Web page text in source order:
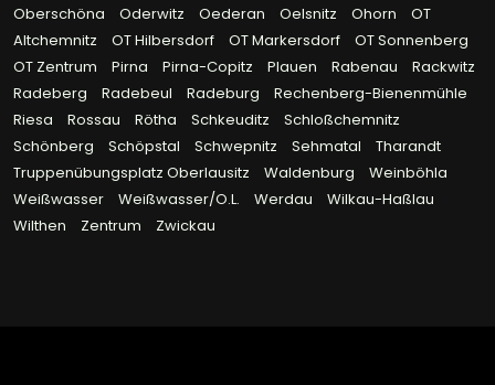
Oberschöna
Oderwitz Oederan Oelsnitz Ohorn
OT
Altchemnitz
OT Hilbersdorf OT Markersdorf
OT Sonnenberg
OT Zentrum
Pirna Pirna-Copitz Plauen Rabenau
Rackwitz
Radeberg
Radebeul Radeburg
Rechenberg-Bienenmühle
Riesa
Rossau Rötha Schkeuditz
Schloßchemnitz
Schönberg
Schöpstal Schwepnitz Sehmatal
Tharandt
Truppenübungsplatz Oberlausitz
Waldenburg
Weinböhla
Weißwasser
Weißwasser/O.L. Werdau
Wilkau-Haßlau
Wilthen
Zentrum Zwickau